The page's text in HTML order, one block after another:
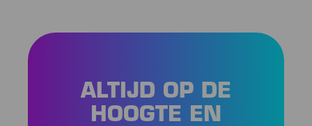
ALTIJD OP DE
HOOGTE EN